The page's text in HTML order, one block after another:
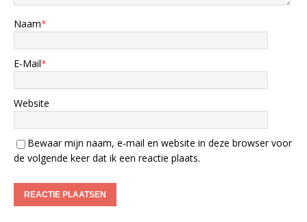
Naam*
E-Mail*
Website
Bewaar mijn naam, e-mail en website in deze browser voor
de volgende keer dat ik een reactie plaats.